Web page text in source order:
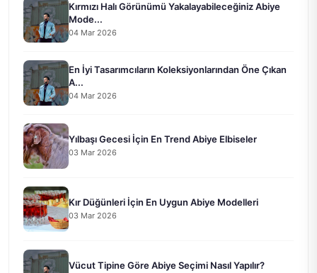
Kırmızı Halı Görünümü Yakalayabileceğiniz Abiye
Mode...
04 Mar 2026
En İyi Tasarımcıların Koleksiyonlarından Öne Çıkan
A...
04 Mar 2026
Yılbaşı Gecesi İçin En Trend Abiye Elbiseler
03 Mar 2026
Kır Düğünleri İçin En Uygun Abiye Modelleri
03 Mar 2026
Vücut Tipine Göre Abiye Seçimi Nasıl Yapılır?